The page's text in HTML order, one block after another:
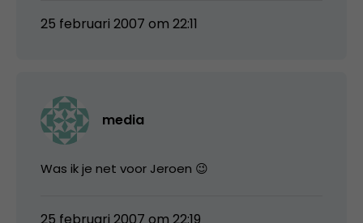
25 februari 2007 om 22:11
media
Was ik je net voor Jeroen 😉
25 februari 2007 om 22:19